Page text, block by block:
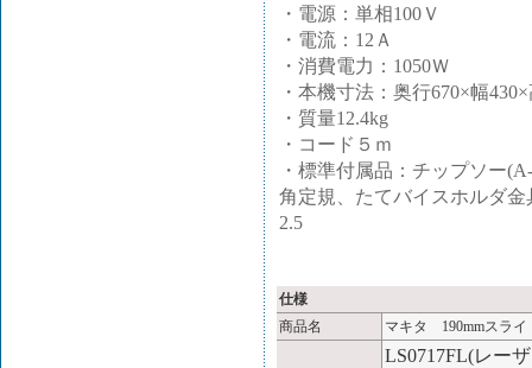
・電源：単相100Ｖ
・電流：12Ａ
・消費電力：1050Ｗ
・本機寸法：奥行670×幅
・質量12.4kg
・コード５ｍ
・標準付属品：チップソー
角定規、たてバイスホルダ
2.5
仕様
商品名
マキタ 190mmスラ
LS0717FL(レー